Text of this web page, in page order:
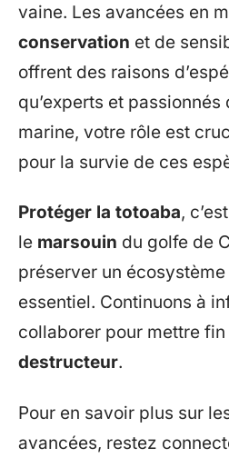
vaine. Les avancées en
conservation et de
offrent des raisons
qu’experts et passionnés
marine, votre rôle est
pour la survie de ces
Protéger la totoaba,
le marsouin du golfe de
préserver un
essentiel. Continuons à
collaborer pour mettre fin
destructeur.
Pour en savoir plus sur
avancées, restez